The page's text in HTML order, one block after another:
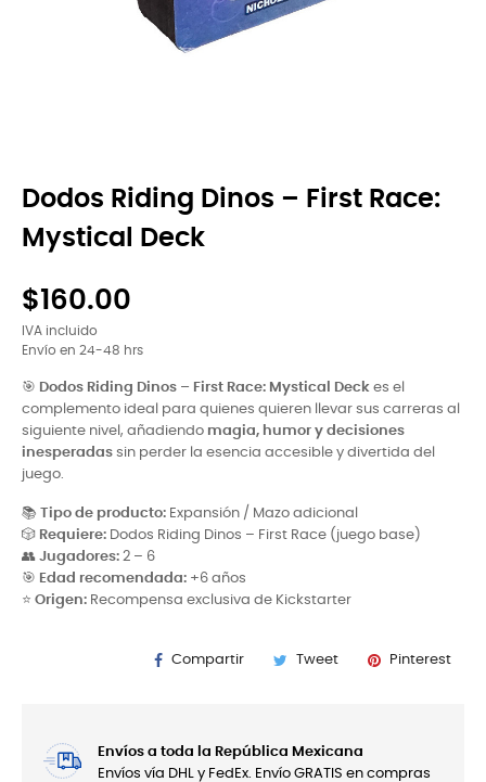
Dodos Riding Dinos – First Race:
Mystical Deck
$160.00
IVA incluido
Envío en 24-48 hrs
🎯 Dodos Riding Dinos – First Race: Mystical Deck es el
complemento ideal para quienes quieren llevar sus carreras al
siguiente nivel, añadiendo magia, humor y decisiones
inesperadas sin perder la esencia accesible y divertida del
juego.
📚 Tipo de producto: Expansión / Mazo adicional
🎲 Requiere: Dodos Riding Dinos – First Race (juego base)
👥 Jugadores: 2 – 6
🎯 Edad recomendada: +6 años
⭐ Origen: Recompensa exclusiva de Kickstarter
Compartir Tweet Pinterest
Envíos a toda la República Mexicana
Envíos vía DHL y FedEx. Envío GRATIS en compras